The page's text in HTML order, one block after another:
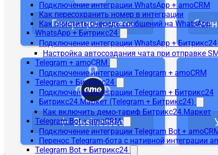
Подключение интеграции WhatsApp + amoCRM
Как пересохранить номер в интеграции
Как очистить очередь сообщений на WhatsApp
WhatsApp + Битрикс24
Подключение интеграции WhatsApp + Битрикс24
Настройка автосоздания чата при отправке
Telegram + amoCRM
Подключение интеграции Telegram + amoCRM
Telegram + Битрикс24
Подключение интеграции Telegram + Битрикс24
Битрикс24.Маркет (Telegram + Битрикс24)
Как включить демо-тариф Битрикс24.Маркет
Telegram Bot + amoCRM
Подключение интеграции Telegram Bot +
Перенос Telegram-бота с нативной интеграции
Telegram Bot + Битрикс24